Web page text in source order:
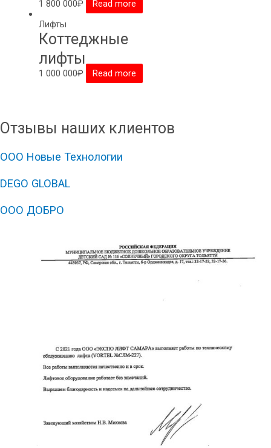
1 800 000₽
Read more
Лифты
Коттеджные
лифты
1 000 000₽ Read more
Отзывы наших клиентов
ООО Новые Технологии
DEGO GLOBAL
ООО ДОБРО